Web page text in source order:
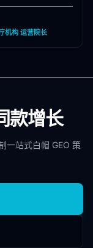
，非常专业！"
机构 运营院长
款增长
一站式白帽 GEO 策